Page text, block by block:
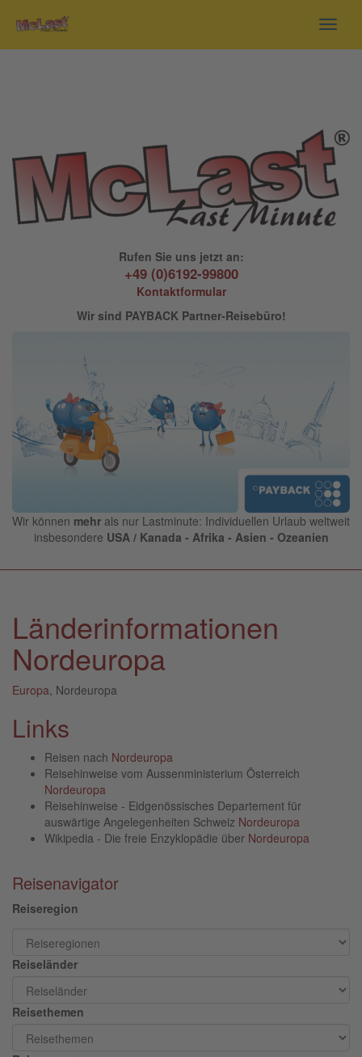
Rufen Sie uns jetzt an:
+49 (0)6192-99800
Kontaktformular
Wir sind PAYBACK Partner-Reisebüro!
Wir können mehr als nur Lastminute: Individuellen Urlaub weltweit
insbesondere USA / Kanada - Afrika - Asien - Ozeanien
Länderinformationen
Nordeuropa
Europa , Nordeuropa
Links
Reisen nach Nordeuropa
Reisehinweise vom Aussenministerium Österreich
Nordeuropa
Reisehinweise - Eidgenössisches Departement für
auswärtige Angelegenheiten Schweiz Nordeuropa
Wikipedia - Die freie Enzyklopädie über Nordeuropa
Reisenavigator
Reiseregion
Reiseländer
Reisethemen